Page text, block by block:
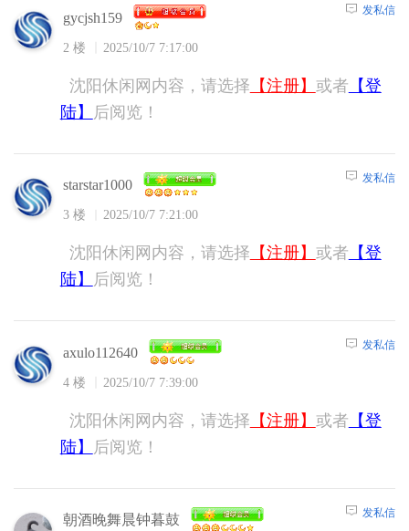
gycjsh159
2 楼 2025/10/7 7:17:00
发私信
沈阳休闲网内容，请选择 【注册】 或者 【登
陆】
后阅览！
starstar1000
3 楼 2025/10/7 7:21:00
发私信
沈阳休闲网内容，请选择 【注册】 或者 【登
陆】
后阅览！
axulo112640
4 楼 2025/10/7 7:39:00
发私信
沈阳休闲网内容，请选择 【注册】 或者 【登
陆】
后阅览！
朝酒晚舞晨钟暮鼓 发私信